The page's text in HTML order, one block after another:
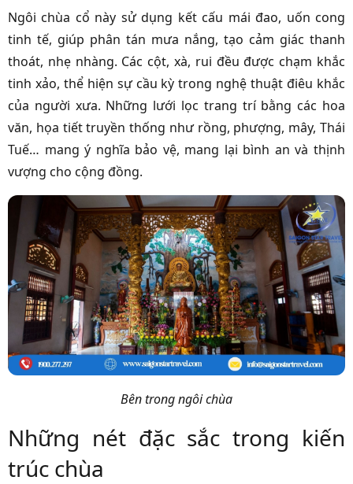
Ngôi chùa cổ này sử dụng kết cấu mái đao, uốn cong
tinh tế, giúp phân tán mưa nắng, tạo cảm giác thanh
thoát, nhẹ nhàng. Các cột, xà, rui đều được chạm khắc
tinh xảo, thể hiện sự cầu kỳ trong nghệ thuật điêu khắc
của người xưa. Những lưới lọc trang trí bằng các hoa
văn, họa tiết truyền thống như rồng, phượng, mây, Thái
Tuế… mang ý nghĩa bảo vệ, mang lại bình an và thịnh
vượng cho cộng đồng.
Bên trong ngôi chùa
Những nét đặc sắc trong kiến
trúc chùa